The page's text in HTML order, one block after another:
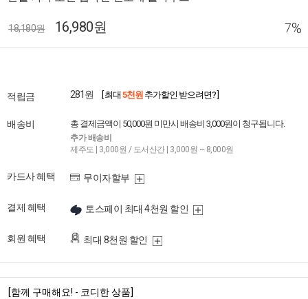
18,180원 16,980원 7%
적립금 281원 [ 최대 5천원 추가할인 받으려면? ]
배송비 총 결제금액이 50,000원 미만시 배송비 3,000원이 청구됩니다.
추가 배송비
제주도 | 3,000원 / 도서산간 | 3,000원 ~ 8,000원
카드사 혜택 무이자할부
결제 혜택 토스페이 최대 4천원 할인
회원 혜택 최대 8천원 할인
[함께 구매해요! - 코디한 상품]